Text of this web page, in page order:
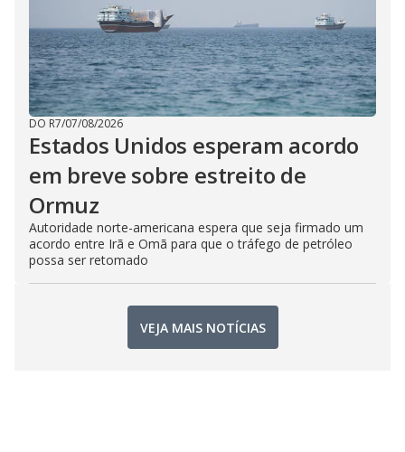
DO R7/07/08/2026
Estados Unidos esperam acordo
em breve sobre estreito de
Ormuz
Autoridade norte-americana espera que seja firmado um
acordo entre Irã e Omã para que o tráfego de petróleo
possa ser retomado
VEJA MAIS NOTÍCIAS